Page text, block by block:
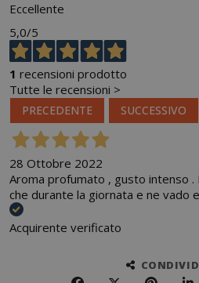
Eccellente
5,0/5
1 recensioni prodotto
Tutte le recensioni >
PRECEDENTE SUCCESSIVO
28 Ottobre 2022
Aroma profumato , gusto intenso .
che durante la giornata e ne vado
Acquirente verificato